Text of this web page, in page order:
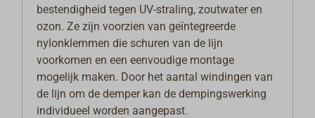
bestendigheid tegen UV-straling, zoutwater en
ozon. Ze zijn voorzien van geïntegreerde
nylonklemmen die schuren van de lijn
voorkomen en een eenvoudige montage
mogelijk maken. Door het aantal windingen van
de lijn om de demper kan de dempingswerking
individueel worden aangepast.